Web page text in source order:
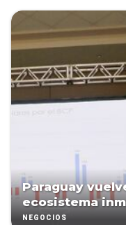
Paraguay
ecosistema
NEGOCIOS